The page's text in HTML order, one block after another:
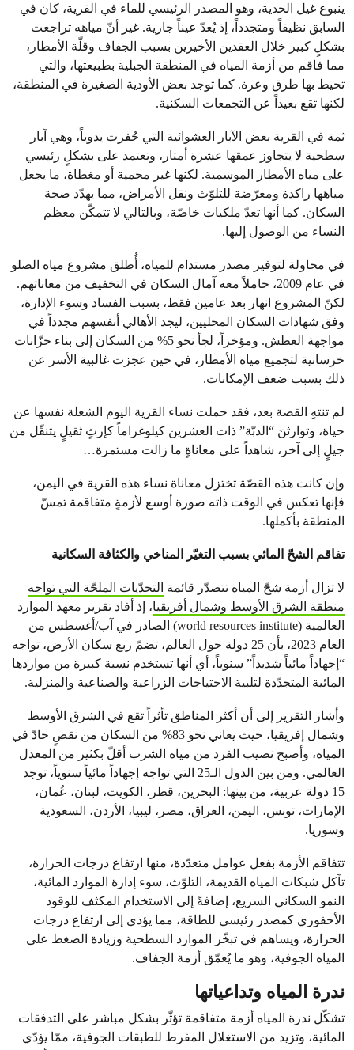
ينبوع غيل الحدية، وهو المصدر الرئيسي للماء في القرية، كان في
السابق نظيفاً ومتجدداً، إذ يُعدّ عيناً جارية. غير أنّ مياهه تراجعت
بشكلٍ كبير خلال العقدين الأخيرين بسبب الجفاف وقلّة الأمطار،
مما فاقم من أزمة المياه في المنطقة الجبلية بطبيعتها، والتي
تحيط بها طرق وعرة. كما توجد بعض الأودية الصغيرة في المنطقة،
لكنها تقع بعيداً عن التجمعات السكنية.
ثمة في القرية بعض الآبار العشوائية التي حُفرت يدوياً، وهي آبار
سطحية لا يتجاوز عمقها عشرة أمتار، وتعتمد على بشكلٍ رئيسي
على مياه الأمطار الموسمية. لكنها غير محمية أو مغطاة، ما يجعل
مياهها راكدة ومعرّضة للتلوّث ونقل الأمراض، مما يهدّد صحة
السكان. كما أنها تعدّ ملكيات خاصّة، وبالتالي لا تتمكّن معظم
النساء من الوصول إليها.
في محاولة لتوفير مصدر مستدام للمياه، أُطلق مشروع مياه الصلو
في عام 2009، حاملاً معه آمال السكان في التخفيف من معاناتهم.
لكنّ المشروع انهار بعد عامين فقط، بسبب الفساد وسوء الإدارة،
وفق شهادات السكان المحليين، ليجد الأهالي أنفسهم مجدداً في
مواجهة العطش. ومؤخراً، لجأ نحو 5% من السكان إلى بناء خزّانات
خرسانية لتجميع مياه الأمطار، في حين عجزت غالبية الأسر عن
ذلك بسبب ضعف الإمكانات.
لم تنتهِ القصة بعد، فقد حملت نساء القرية اليوم الشعلة نفسها عن
حياة، وتوارثنَ “الدبّة” ذات العشرين كيلوغراماً كإرثٍ ثقيلٍ يتنقّل من
جيلٍ إلى آخر، شاهداً على معاناةٍ ما زالت مستمرة…
وإن كانت هذه القصّة تختزل معاناة نساء هذه القرية في اليمن،
فإنها تعكس في الوقت ذاته صورة أوسع لأزمةٍ متفاقمة تمسّ
المنطقة بأكملها.
تفاقم الشحّ المائي بسبب التغيّر المناخي والكثافة السكانية
لا تزال أزمة شحّ المياه تتصدّر قائمة التحدّيات الملحّة التي تواجه
منطقة الشرق الأوسط وشمال أفريقيا، إذ أفاد تقرير معهد الموارد
العالمية (world resources institute) الصادر في آب/أغسطس من
العام 2023، بأن 25 دولة حول العالم، تضمّ ربع سكان الأرض، تواجه
“إجهاداً مائياً شديداً” سنوياً، أي أنها تستخدم نسبة كبيرة من مواردها
المائية المتجدّدة لتلبية الاحتياجات الزراعية والصناعية والمنزلية.
وأشار التقرير إلى أن أكثر المناطق تأثراً تقع في الشرق الأوسط
وشمال إفريقيا، حيث يعاني نحو 83% من السكان من نقصٍ حادّ في
المياه، وأصبح نصيب الفرد من مياه الشرب أقلّ بكثير من المعدل
العالمي. ومن بين الدول الـ25 التي تواجه إجهاداً مائياً سنوياً، توجد
15 دولة عربية، من بينها: البحرين، قطر، الكويت، لبنان، عُمان،
الإمارات، تونس، اليمن، العراق، مصر، ليبيا، الأردن، السعودية
وسوريا.
تتفاقم الأزمة بفعل عوامل متعدّدة، منها ارتفاع درجات الحرارة،
تآكل شبكات المياه القديمة، التلوّث، سوء إدارة الموارد المائية،
النمو السكاني السريع، إضافةً إلى الاستخدام المكثف للوقود
الأحفوري كمصدر رئيسي للطاقة، مما يؤدي إلى ارتفاع درجات
الحرارة، ويساهم في تبخّر الموارد السطحية وزيادة الضغط على
المياه الجوفية، وهو ما يُعمّق أزمة الجفاف.
ندرة المياه وتداعياتها
تشكّل ندرة المياه أزمة متفاقمة تؤثّر بشكل مباشر على التدفقات
المائية، وتزيد من الاستغلال المفرط للطبقات الجوفية، ممّا يؤدّي